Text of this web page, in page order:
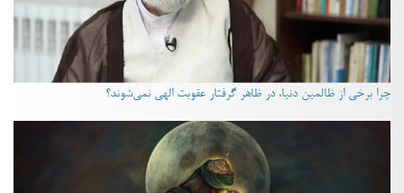
چرا برخی از ظالمین دنیا، در ظاهر گرفتار عقوبت الهی نمی‌شوند؟